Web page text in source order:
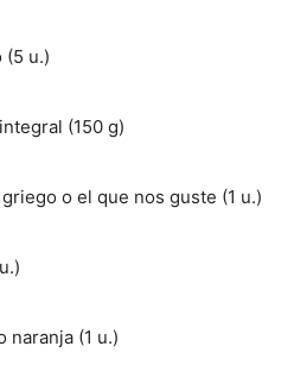
(5 u.)
(150 g)
o el que nos guste (1 u.)
naranja (1 u.)